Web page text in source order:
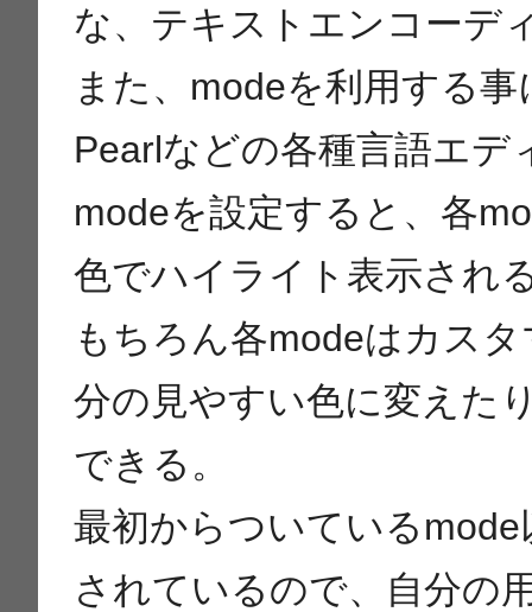
な、テキストエンコーデ
また、modeを利用する
Pearlなどの各種言語エ
modeを設定すると、各
色でハイライト表示され
もちろん各modeはカス
分の見やすい色に変えた
できる。
最初からついている
されているので、自分の